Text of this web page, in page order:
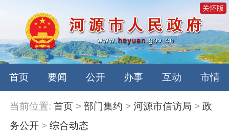
关怀版
首页 要闻 公开 办事 互动 市情
当前位置: 首页 >部门集约 >河源市信访局 >政
务公开 >综合动态